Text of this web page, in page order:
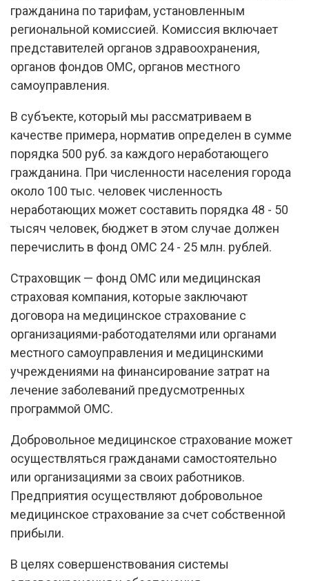
гражданина по тарифам, установленным
региональной комиссией. Комиссия включает
представителей органов здравоохранения,
органов фондов ОМС, органов местного
самоуправления.
В субъекте, который мы рассматриваем в
качестве примера, норматив определен в сумме
порядка 500 руб. за каждого неработающего
гражданина. При численности населения города
около 100 тыс. человек численность
неработающих может составить порядка 48 - 50
тысяч человек, бюджет в этом случае должен
перечислить в фонд ОМС 24 - 25 млн. рублей.
Страховщик — фонд ОМС или медицинская
страховая компания, которые заключают
договора на медицинское страхование с
организациями-работодателями или органами
местного самоуправления и медицинскими
учреждениями на финансирование затрат на
лечение заболеваний предусмотренных
программой ОМС.
Добровольное медицинское страхование может
осуществляться гражданами самостоятельно
или организациями за своих работников.
Предприятия осуществляют добровольное
медицинское страхование за счет собственной
прибыли.
В целях совершенствования системы